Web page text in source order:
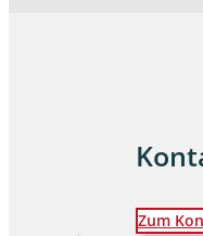
Zum